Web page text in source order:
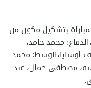
بتشكيل مكون من
محمد حامد،
أوشايا،الوسط: محمد
مصطفى جمال، عبد